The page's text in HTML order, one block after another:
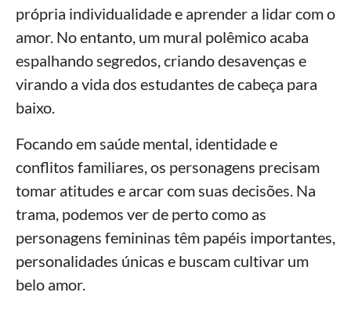
própria individualidade e aprender a lidar com o
amor. No entanto, um mural polêmico acaba
espalhando segredos, criando desavenças e
virando a vida dos estudantes de cabeça para
baixo.
Focando em saúde mental, identidade e
conflitos familiares, os personagens precisam
tomar atitudes e arcar com suas decisões. Na
trama, podemos ver de perto como as
personagens femininas têm papéis importantes,
personalidades únicas e buscam cultivar um
belo amor.